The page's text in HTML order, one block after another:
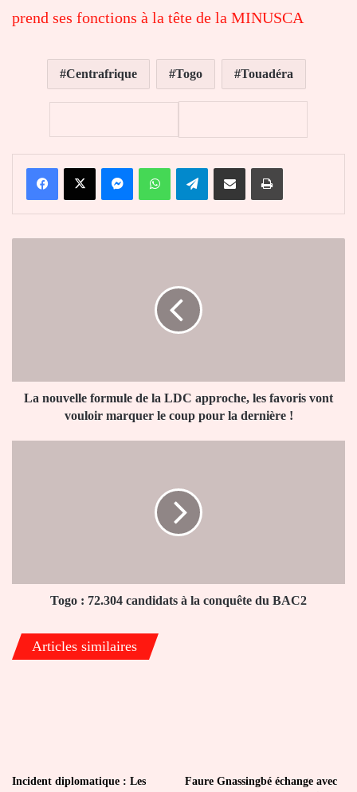
prend ses fonctions à la tête de la MINUSCA
Centrafrique Togo Touadéra
FacebookX MessengerWhatsAppTelegramPartager par email Imprimer
favoris
vontLa nouvelle formule de la LDC approche, les favoris vont
vouloir marquer le coup pour la dernière !
BAC2
Togo : 72.304 candidats à la conquête du BAC2
Articles similaires
Incident diplomatique : Les
Faure Gnassingbé échange avec